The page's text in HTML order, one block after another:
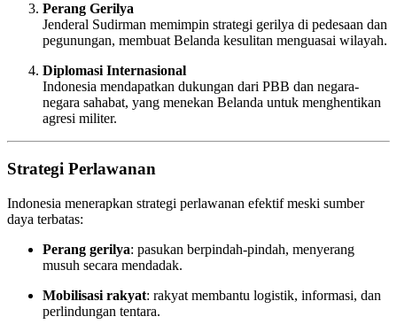
Perang Gerilya
Jenderal Sudirman memimpin strategi gerilya di pedesaan dan
pegunungan, membuat Belanda kesulitan menguasai wilayah.
Diplomasi Internasional
Indonesia mendapatkan dukungan dari PBB dan negara-
negara sahabat, yang menekan Belanda untuk menghentikan
agresi militer.
Strategi Perlawanan
Indonesia menerapkan strategi perlawanan efektif meski sumber
daya terbatas:
Perang gerilya: pasukan berpindah-pindah, menyerang
musuh secara mendadak.
Mobilisasi rakyat: rakyat membantu logistik, informasi, dan
perlindungan tentara.